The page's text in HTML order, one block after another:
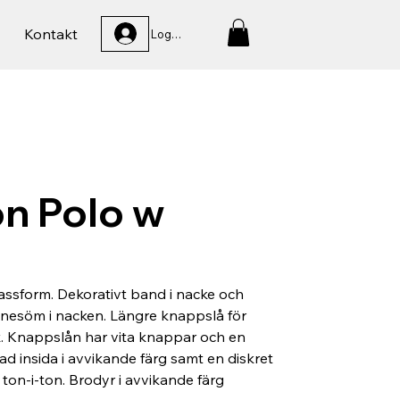
Kontakt Logga In
Polo w
Dekorativt band i nacke och
i nacken. Längre knappslå för
Knappslån har vita knappar och en
insida i avvikande färg samt en diskret
i-ton. Brodyr i avvikande färg